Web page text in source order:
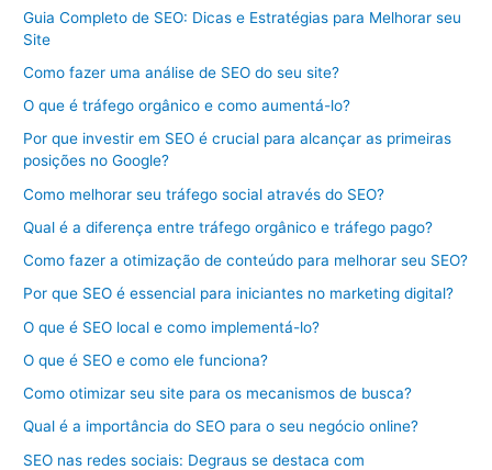
Guia Completo de SEO: Dicas e Estratégias para Melhorar seu
Site
Como fazer uma análise de SEO do seu site?
O que é tráfego orgânico e como aumentá-lo?
Por que investir em SEO é crucial para alcançar as primeiras
posições no Google?
Como melhorar seu tráfego social através do SEO?
Qual é a diferença entre tráfego orgânico e tráfego pago?
Como fazer a otimização de conteúdo para melhorar seu SEO?
Por que SEO é essencial para iniciantes no marketing digital?
O que é SEO local e como implementá-lo?
O que é SEO e como ele funciona?
Como otimizar seu site para os mecanismos de busca?
Qual é a importância do SEO para o seu negócio online?
SEO nas redes sociais: Degraus se destaca com